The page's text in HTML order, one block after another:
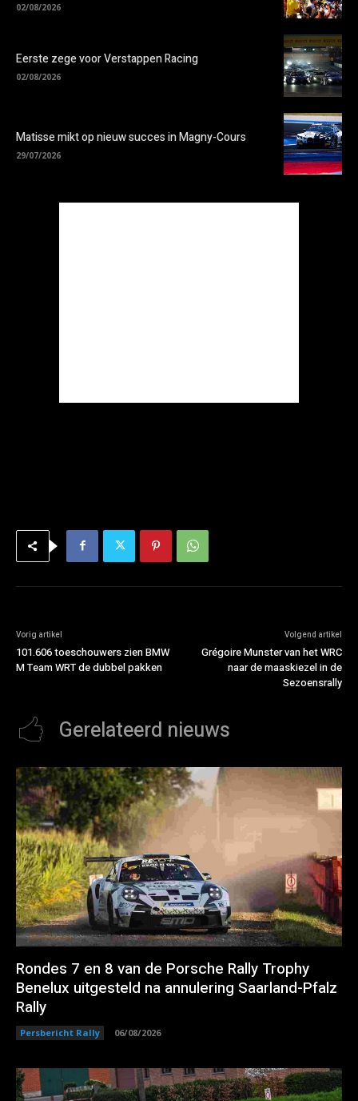
02/08/2026
Eerste zege voor Verstappen Racing
02/08/2026
Matisse mikt op nieuw succes in Magny-Cours
29/07/2026
Vorig artikel
101.606 toeschouwers zien BMW
M Team WRT de dubbel pakken
Volgend artikel
Grégoire Munster van het WRC
naar de maaskiezel in de
Sezoensrally
Gerelateerd nieuws
Rondes 7 en 8 van de Porsche Rally Trophy
Benelux uitgesteld na annulering Saarland-Pfalz
Rally
Persbericht Rally 06/08/2026